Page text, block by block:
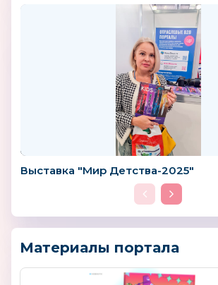
Выставка "Мир Детства-2025"
Материалы портала